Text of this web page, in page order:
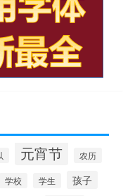
元宵节 农历
学校 学生 孩子